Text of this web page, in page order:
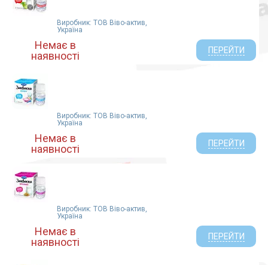
Виробник: ТОВ Віво-актив,
Україна
Немає в
наявності
ПЕРЕЙТИ
Виробник: ТОВ Віво-актив,
Україна
Немає в
наявності
ПЕРЕЙТИ
Виробник: ТОВ Віво-актив,
Україна
Немає в
наявності
ПЕРЕЙТИ